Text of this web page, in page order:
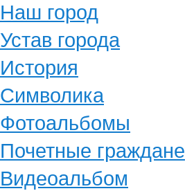
Наш город
Устав города
История
Символика
Фотоальбомы
Почетные граждане
Видеоальбом